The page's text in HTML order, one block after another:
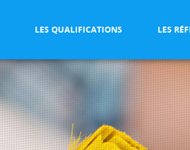
LES QUALIFICATIONS LES